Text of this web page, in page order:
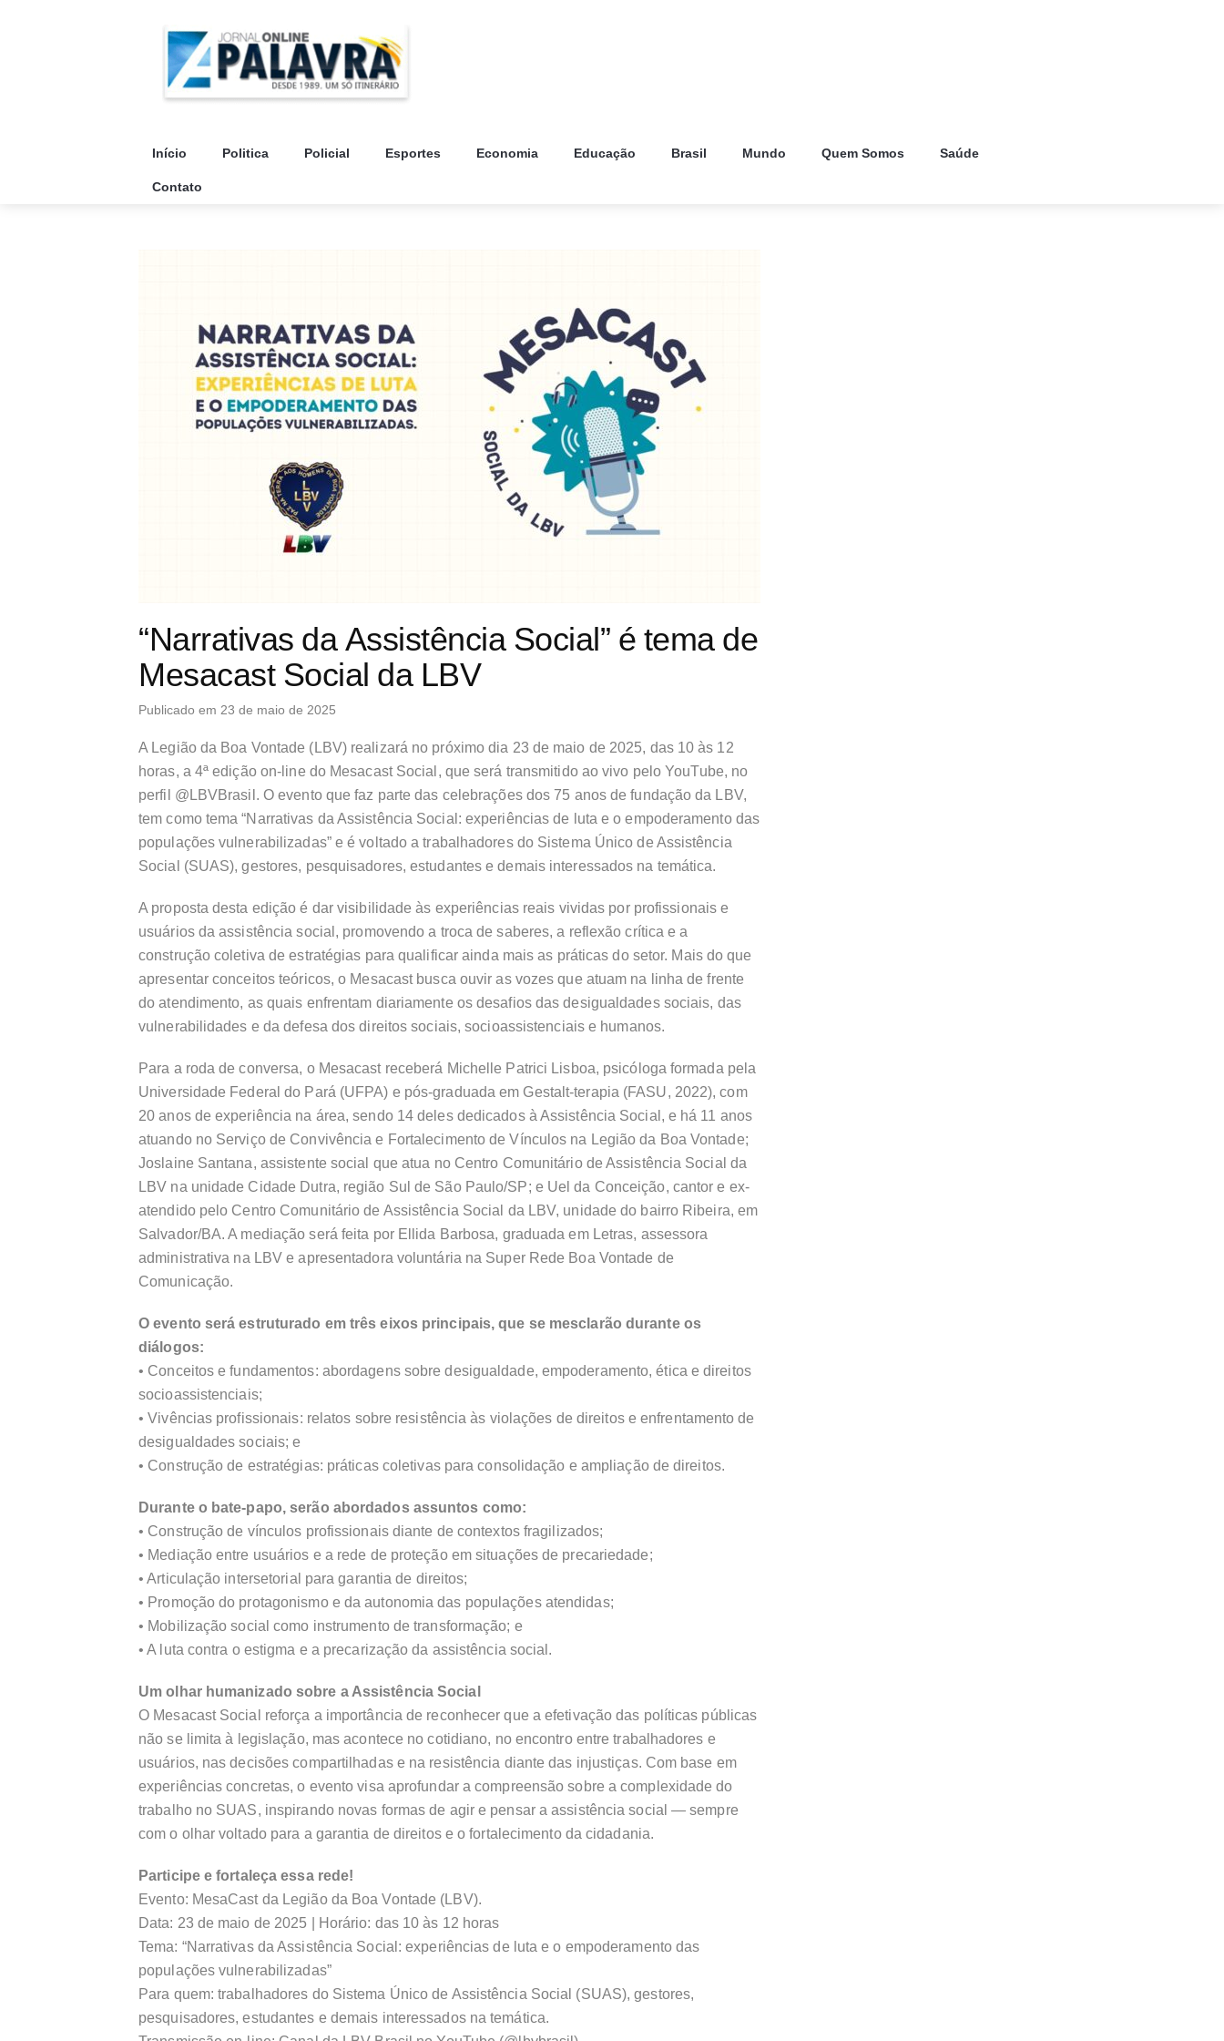
Início Politica Policial Esportes Economia Educação Brasil Mundo Quem Somos Saúde
Contato
“Narrativas da Assistência Social” é tema de
Mesacast Social da LBV
Publicado em 23 de maio de 2025
A Legião da Boa Vontade (LBV) realizará no próximo dia 23 de maio de 2025, das 10 às 12
horas, a 4ª edição on-line do Mesacast Social, que será transmitido ao vivo pelo YouTube, no
perfil @LBVBrasil. O evento que faz parte das celebrações dos 75 anos de fundação da LBV,
tem como tema “Narrativas da Assistência Social: experiências de luta e o empoderamento das
populações vulnerabilizadas” e é voltado a trabalhadores do Sistema Único de Assistência
Social (SUAS), gestores, pesquisadores, estudantes e demais interessados na temática.
A proposta desta edição é dar visibilidade às experiências reais vividas por profissionais e
usuários da assistência social, promovendo a troca de saberes, a reflexão crítica e a
construção coletiva de estratégias para qualificar ainda mais as práticas do setor. Mais do que
apresentar conceitos teóricos, o Mesacast busca ouvir as vozes que atuam na linha de frente
do atendimento, as quais enfrentam diariamente os desafios das desigualdades sociais, das
vulnerabilidades e da defesa dos direitos sociais, socioassistenciais e humanos.
Para a roda de conversa, o Mesacast receberá Michelle Patrici Lisboa, psicóloga formada pela
Universidade Federal do Pará (UFPA) e pós-graduada em Gestalt-terapia (FASU, 2022), com
20 anos de experiência na área, sendo 14 deles dedicados à Assistência Social, e há 11 anos
atuando no Serviço de Convivência e Fortalecimento de Vínculos na Legião da Boa Vontade;
Joslaine Santana, assistente social que atua no Centro Comunitário de Assistência Social da
LBV na unidade Cidade Dutra, região Sul de São Paulo/SP; e Uel da Conceição, cantor e ex-
atendido pelo Centro Comunitário de Assistência Social da LBV, unidade do bairro Ribeira, em
Salvador/BA. A mediação será feita por Ellida Barbosa, graduada em Letras, assessora
administrativa na LBV e apresentadora voluntária na Super Rede Boa Vontade de
Comunicação.
O evento será estruturado em três eixos principais, que se mesclarão durante os
diálogos:
• Conceitos e fundamentos: abordagens sobre desigualdade, empoderamento, ética e direitos
socioassistenciais;
• Vivências profissionais: relatos sobre resistência às violações de direitos e enfrentamento de
desigualdades sociais; e
• Construção de estratégias: práticas coletivas para consolidação e ampliação de direitos.
Durante o bate-papo, serão abordados assuntos como:
• Construção de vínculos profissionais diante de contextos fragilizados;
• Mediação entre usuários e a rede de proteção em situações de precariedade;
• Articulação intersetorial para garantia de direitos;
• Promoção do protagonismo e da autonomia das populações atendidas;
• Mobilização social como instrumento de transformação; e
• A luta contra o estigma e a precarização da assistência social.
Um olhar humanizado sobre a Assistência Social
O Mesacast Social reforça a importância de reconhecer que a efetivação das políticas públicas
não se limita à legislação, mas acontece no cotidiano, no encontro entre trabalhadores e
usuários, nas decisões compartilhadas e na resistência diante das injustiças. Com base em
experiências concretas, o evento visa aprofundar a compreensão sobre a complexidade do
trabalho no SUAS, inspirando novas formas de agir e pensar a assistência social — sempre
com o olhar voltado para a garantia de direitos e o fortalecimento da cidadania.
Participe e fortaleça essa rede!
Evento: MesaCast da Legião da Boa Vontade (LBV).
Data: 23 de maio de 2025 | Horário: das 10 às 12 horas
Tema: “Narrativas da Assistência Social: experiências de luta e o empoderamento das
populações vulnerabilizadas”
Para quem: trabalhadores do Sistema Único de Assistência Social (SUAS), gestores,
pesquisadores, estudantes e demais interessados na temática.